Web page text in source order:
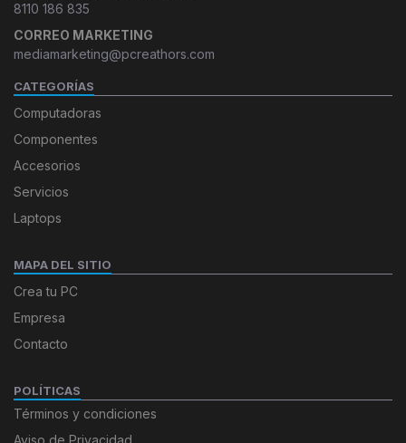
8110 186 835
CORREO MARKETING
mediamarketing@pcreathors.com
CATEGORÍAS
Computadoras
Componentes
Accesorios
Servicios
Laptops
MAPA DEL SITIO
Crea tu PC
Empresa
Contacto
POLÍTICAS
Términos y condiciones